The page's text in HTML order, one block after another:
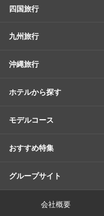
四国旅行
九州旅行
沖縄旅行
ホテルから探す
モデルコース
おすすめ特集
グループサイト
会社概要